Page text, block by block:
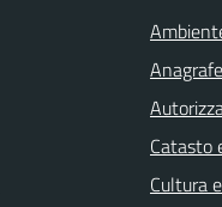
Catasto
Cultura